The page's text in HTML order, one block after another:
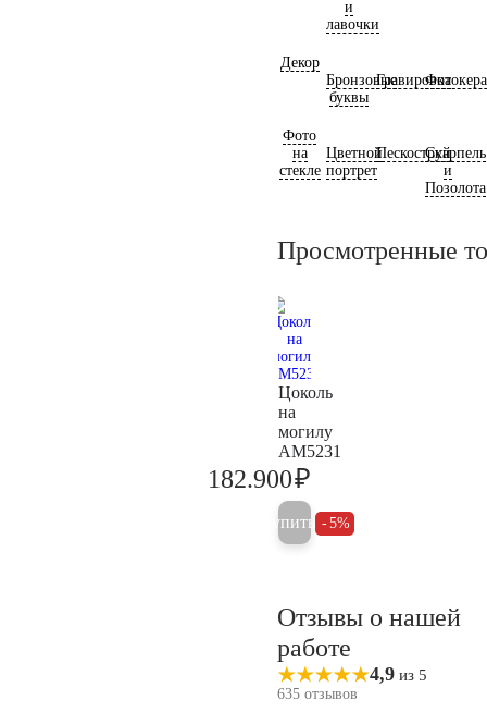
и
лавочки
Декор
Бронзовые
буквы
Гравировка
Фото
на
стекле
Цветной
портрет
ПескоструйСкарпель
и
Позолота
Просмотренные
Цоколь
на
могилу
AM5231
182.900₽
Купить 5%
Отзывы о нашей
работе
4,9 из 5
635 отзывов